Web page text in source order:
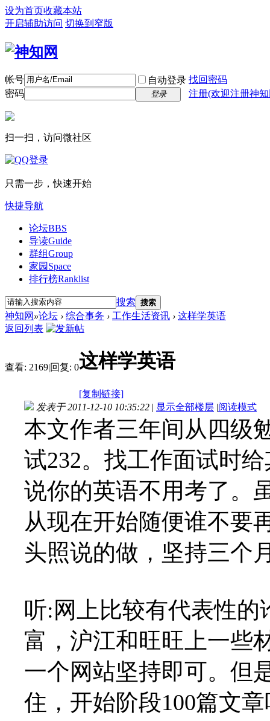
设为首页收藏本站
开启辅助访问 切换到窄版
帐号 自动登录 找回密码
密码
登录 注册(欢迎注册神
扫一扫，访问微社区
只需一步，快速开始
快捷导航
论坛BBS
导读Guide
群组Group
家园 Space
排行榜Ranklist
搜索 搜索
神知网 »论坛 › 综合事务 › 工作生活资讯 › 这样学英语
返回列表
查看: 2169|回复: 0这样学英语
[复制链接]
发表于 2011-12-10 10:35:22 | 显示全部楼层 |阅读模式
本文作者三年间从四级
试232。找工作面试时
说你的英语不用考了。
从现在开始随便谁不要
头照说的做，坚持三个
听:网上比较有代表性
富，沪江和旺旺上一些
一个网站坚持即可。但
住，开始阶段100篇文